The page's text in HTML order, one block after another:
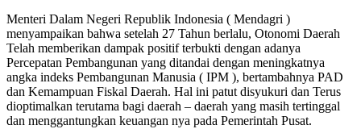
Menteri Dalam Negeri Republik Indonesia ( Mendagri )
menyampaikan bahwa setelah 27 Tahun berlalu, Otonomi Daerah
Telah memberikan dampak positif terbukti dengan adanya
Percepatan Pembangunan yang ditandai dengan meningkatnya
angka indeks Pembangunan Manusia ( IPM ), bertambahnya PAD
dan Kemampuan Fiskal Daerah. Hal ini patut disyukuri dan Terus
dioptimalkan terutama bagi daerah – daerah yang masih tertinggal
dan menggantungkan keuangan nya pada Pemerintah Pusat.